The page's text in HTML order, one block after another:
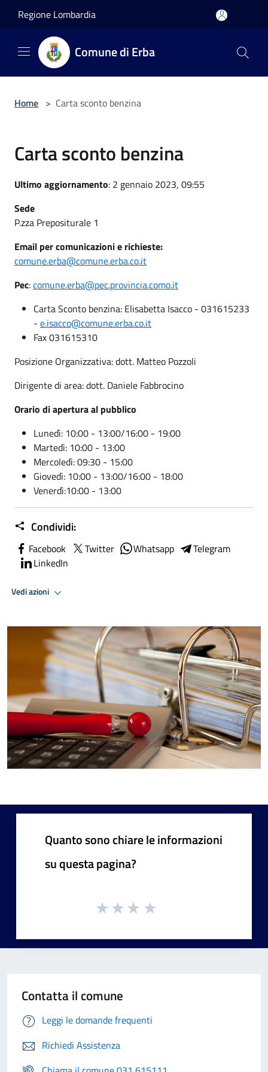
Regione Lombardia
Comune di Erba
Home > Carta sconto benzina
Carta sconto benzina
Ultimo aggiornamento: 2 gennaio 2023, 09:55
Sede
P.zza Prepositurale 1
Email per comunicazioni e richieste:
comune.erba@comune.erba.co.it
Pec:comune.erba@pec.provincia.como.it
Carta Sconto benzina: Elisabetta Isacco - 031615233
- e.isacco@comune.erba.co.it
Fax 031615310
Posizione Organizzativa: dott. Matteo Pozzoli
Dirigente di area: dott. Daniele Fabbrocino
Orario di apertura al pubblico
Lunedì: 10:00 - 13:00/16:00 - 19:00
Martedì: 10:00 - 13:00
Mercoledì: 09:30 - 15:00
Giovedì: 10:00 - 13:00/16:00 - 18:00
Venerdì:10:00 - 13:00
Condividi:
Facebook Twitter Whatsapp
Telegram
LinkedIn
Vedi azioni
Quanto sono chiare le informazioni
su questa pagina?
Contatta il comune
Leggi le domande frequenti
Richiedi Assistenza